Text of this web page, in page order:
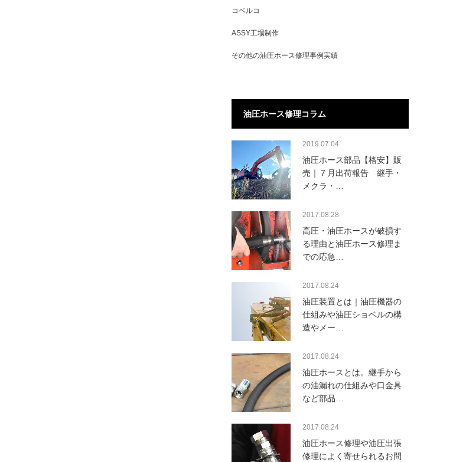
コベルコ
ASSY工場制作
その他の油圧ホース修理事例実績
油圧ホース修理コラム
2019.07.04
油圧ホース部品【格安】販
売｜７月出荷報告 継手・
メクラ・…
2017.08.28
高圧・油圧ホースが破損す
る理由と油圧ホース修理ま
での応急…
2017.08.24
油圧装置とは｜油圧機器の
仕組みや油圧ショベルの構
造やメー…
2017.08.24
油圧ホースとは。継手から
の油漏れの仕組みや口金具
など部品…
2017.08.24
油圧ホース修理や油圧出張
修理によく寄せられるお問